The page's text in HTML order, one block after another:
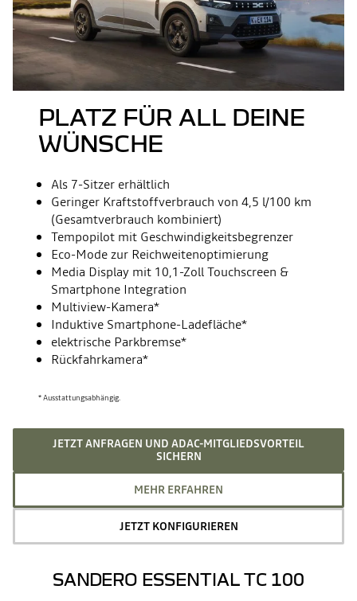
PLATZ FÜR ALL DEINE
WÜNSCHE
Als 7-Sitzer erhältlich
Geringer Kraftstoffverbrauch von 4,5 l/100 km
(Gesamtverbrauch kombiniert)
Tempopilot mit Geschwindigkeitsbegrenzer
Eco-Mode zur Reichweitenoptimierung
Media Display mit 10,1-Zoll Touchscreen &
Smartphone Integration
Multiview-Kamera​*
Induktive Smartphone-Ladefläche*
elektrische Parkbremse*
Rückfahrkamera*
* Ausstattungsabhängig.
JETZT ANFRAGEN UND ADAC-MITGLIEDSVORTEIL
SICHERN
MEHR ERFAHREN
JETZT KONFIGURIEREN
SANDERO ESSENTIAL TC 100